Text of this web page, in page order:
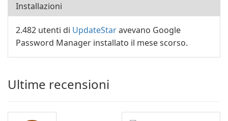
Installazioni
2.482 utenti di UpdateStaravevano Google
Password Manager installato il mese scorso.
Ultime recensioni